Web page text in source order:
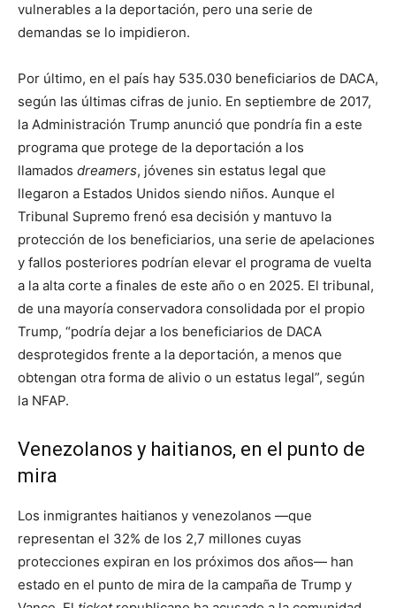
vulnerables a la deportación, pero una serie de
demandas se lo impidieron.
Por último, en el país hay 535.030 beneficiarios de DACA,
según las últimas cifras de junio. En septiembre de 2017,
la Administración Trump anunció que pondría fin a este
programa que protege de la deportación a los
llamados dreamers, jóvenes sin estatus legal que
llegaron a Estados Unidos siendo niños. Aunque el
Tribunal Supremo frenó esa decisión y mantuvo la
protección de los beneficiarios, una serie de apelaciones
y fallos posteriores podrían elevar el programa de vuelta
a la alta corte a finales de este año o en 2025. El tribunal,
de una mayoría conservadora consolidada por el propio
Trump, “podría dejar a los beneficiarios de DACA
desprotegidos frente a la deportación, a menos que
obtengan otra forma de alivio o un estatus legal”, según
la NFAP.
Venezolanos y haitianos, en el punto de
mira
Los inmigrantes haitianos y venezolanos —que
representan el 32% de los 2,7 millones cuyas
protecciones expiran en los próximos dos años— han
estado en el punto de mira de la campaña de Trump y